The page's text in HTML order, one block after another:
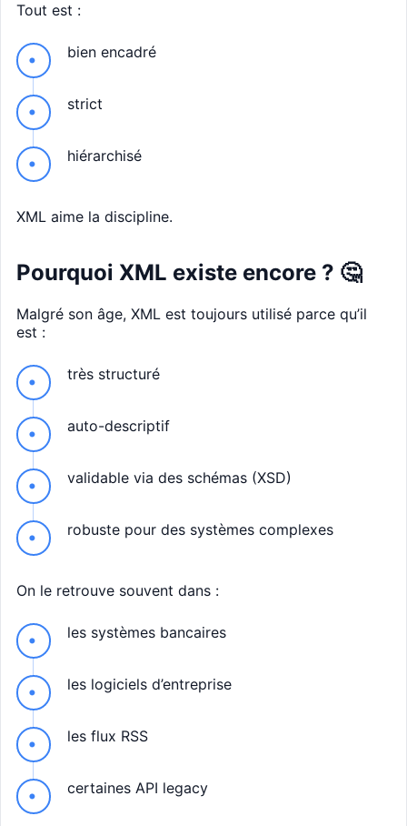
Tout est :
bien encadré
strict
hiérarchisé
XML aime la discipline.
Pourquoi XML existe encore ? 🤔
Malgré son âge, XML est toujours utilisé parce qu’il
est :
très structuré
auto-descriptif
validable via des schémas (XSD)
robuste pour des systèmes complexes
On le retrouve souvent dans :
les systèmes bancaires
les logiciels d’entreprise
les flux RSS
certaines API legacy